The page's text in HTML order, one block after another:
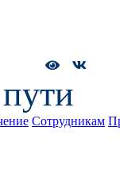
Сотрудникам